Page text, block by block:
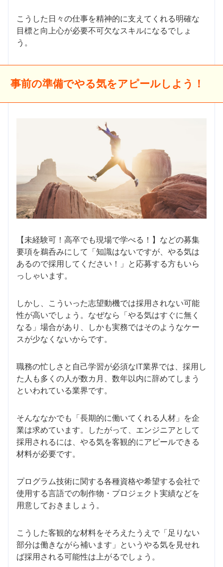
こうした日々の仕事を精神的に支えてくれる明確な
目標と向上心が必要不可欠なスキルになるでしょ
う。
事前の準備でやる気をアピールしよう！
【未経験可！高卒でも現場で学べる！】などの募集
要項を鵜呑みにして「知識はないですが、やる気は
あるので採用してください！」と応募する方もいら
っしゃいます。
しかし、こういった志望動機では採用されない可能
性が高いでしょう。なぜなら「やる気はすぐに無く
なる」場合があり、しかも実務ではそのようなケー
スが少なくないからです。
職務の忙しさと自己学習が必須なIT業界では、採用し
た人も多くの人が数カ月、数年以内に辞めてしまう
といわれている業界です。
そんななかでも「長期的に働いてくれる人材」を企
業は求めています。したがって、エンジニアとして
採用されるには、やる気を客観的にアピールできる
材料が必要です。
プログラム技術に関する各種資格や希望する会社で
使用する言語での制作物・プロジェクト実績などを
用意しておきましょう。
こうした客観的な材料をそろえたうえで「足りない
部分は働きながら補います」というやる気を見せれ
ば採用される可能性は上がるでしょう。